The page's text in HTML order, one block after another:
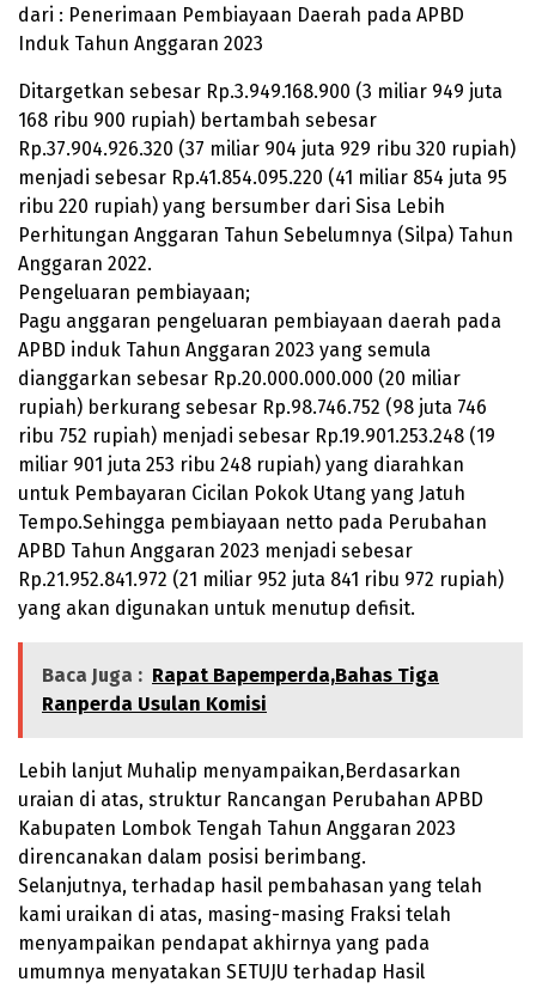
dari : Penerimaan Pembiayaan Daerah pada APBD
Induk Tahun Anggaran 2023
Ditargetkan sebesar Rp.3.949.168.900 (3 miliar 949 juta
168 ribu 900 rupiah) bertambah sebesar
Rp.37.904.926.320 (37 miliar 904 juta 929 ribu 320 rupiah)
menjadi sebesar Rp.41.854.095.220 (41 miliar 854 juta 95
ribu 220 rupiah) yang bersumber dari Sisa Lebih
Perhitungan Anggaran Tahun Sebelumnya (Silpa) Tahun
Anggaran 2022.
Pengeluaran pembiayaan;
Pagu anggaran pengeluaran pembiayaan daerah pada
APBD induk Tahun Anggaran 2023 yang semula
dianggarkan sebesar Rp.20.000.000.000 (20 miliar
rupiah) berkurang sebesar Rp.98.746.752 (98 juta 746
ribu 752 rupiah) menjadi sebesar Rp.19.901.253.248 (19
miliar 901 juta 253 ribu 248 rupiah) yang diarahkan
untuk Pembayaran Cicilan Pokok Utang yang Jatuh
Tempo.Sehingga pembiayaan netto pada Perubahan
APBD Tahun Anggaran 2023 menjadi sebesar
Rp.21.952.841.972 (21 miliar 952 juta 841 ribu 972 rupiah)
yang akan digunakan untuk menutup defisit.
Baca Juga : Rapat Bapemperda,Bahas Tiga
Ranperda Usulan Komisi
Lebih lanjut Muhalip menyampaikan,Berdasarkan
uraian di atas, struktur Rancangan Perubahan APBD
Kabupaten Lombok Tengah Tahun Anggaran 2023
direncanakan dalam posisi berimbang.
Selanjutnya, terhadap hasil pembahasan yang telah
kami uraikan di atas, masing-masing Fraksi telah
menyampaikan pendapat akhirnya yang pada
umumnya menyatakan SETUJU terhadap Hasil